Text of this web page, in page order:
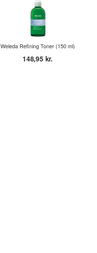
Weleda Refining Toner (150 ml)
148,95 kr.